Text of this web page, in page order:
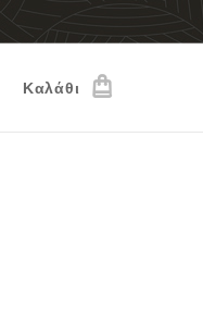
Καλάθι